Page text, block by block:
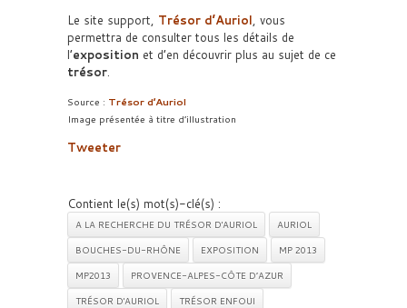
Le site support, Trésor d’Auriol, vous
permettra de consulter tous les détails de
l’exposition et d’en découvrir plus au sujet de ce
trésor.
Source : Trésor d’Auriol
Image présentée à titre d’illustration
Tweeter
Contient le(s) mot(s)-clé(s) :
A LA RECHERCHE DU TRÉSOR D'AURIOL
AURIOL
BOUCHES-DU-RHÔNE
EXPOSITION
MP 2013
MP2013
PROVENCE-ALPES-CÔTE D’AZUR
TRÉSOR D'AURIOL
TRÉSOR ENFOUI